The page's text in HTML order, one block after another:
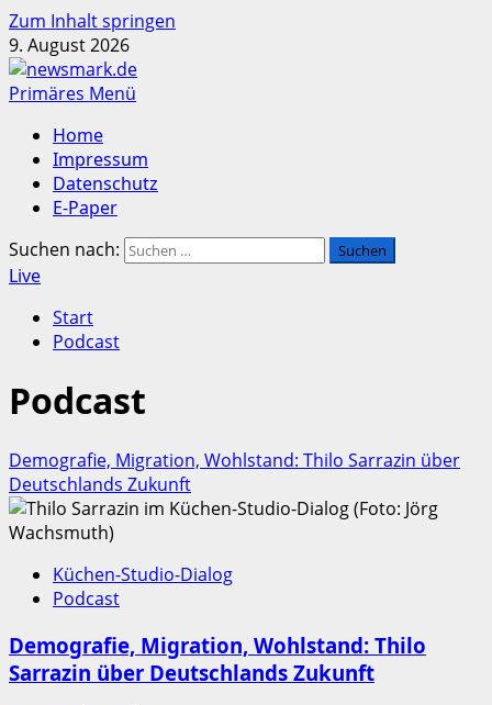
Zum Inhalt springen
9. August 2026
Primäres Menü
Home
Impressum
Datenschutz
E-Paper
Suchen nach:
Live
Start
Podcast
Podcast
Demografie, Migration, Wohlstand: Thilo Sarrazin über
Deutschlands Zukunft
Küchen-Studio-Dialog
Podcast
Demografie, Migration, Wohlstand: Thilo
Sarrazin über Deutschlands Zukunft